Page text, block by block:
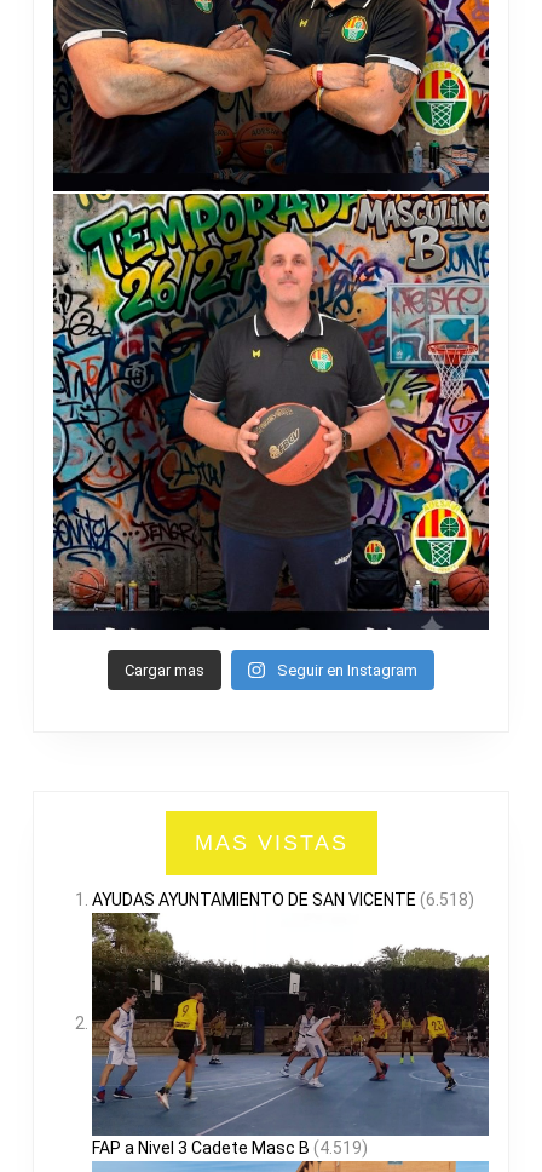
Cargar mas Seguir en Instagram
MAS VISTAS
AYUDAS AYUNTAMIENTO DE SAN VICENTE (6.518)
FAP a Nivel 3 Cadete Masc B (4.519)